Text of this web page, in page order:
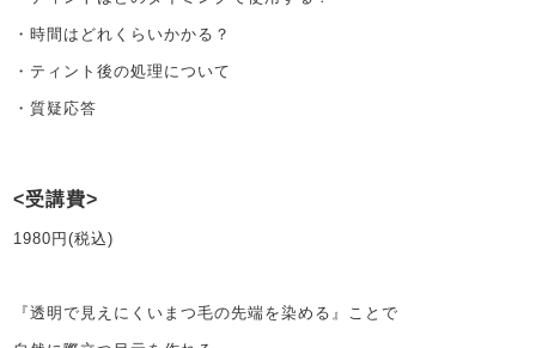
・時間はどれくらいかかる？
・ティント後の処理について
・質疑応答
受講費
1980円(税込)
『透明で見えにくいまつ毛の先端を染める』ことで